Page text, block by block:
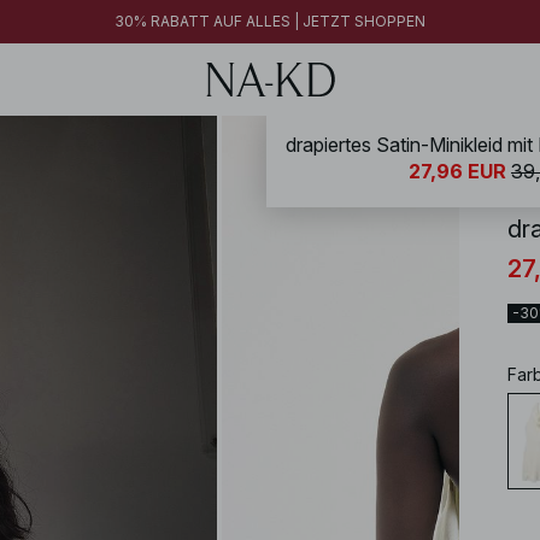
30% RABATT AUF ALLES | JETZT SHOPPEN
NA-
-
27,96 EUR